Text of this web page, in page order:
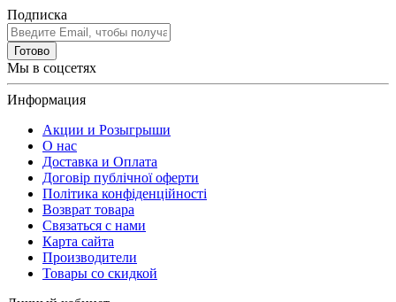
Подписка
Готово
Мы в соцсетях
Информация
Акции и Розыгрыши
О нас
Доставка и Оплата
Договір публічної оферти
Політика конфіденційності
Возврат товара
Связаться с нами
Карта сайта
Производители
Товары со скидкой